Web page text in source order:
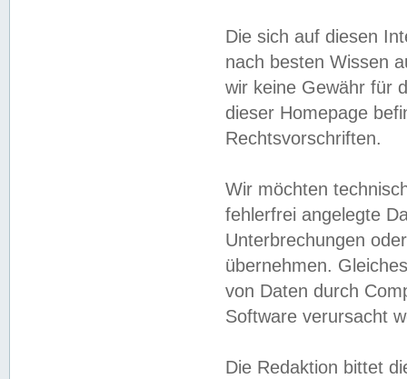
Die sich auf diesen
nach besten Wissen
wir keine Gewähr für
dieser Homepage
Rechtsvorschriften.
Wir möchten
fehlerfrei angelegte
Unterbrechungen
übernehmen.
von Daten durch
Software verursacht
Die Redaktion bittet